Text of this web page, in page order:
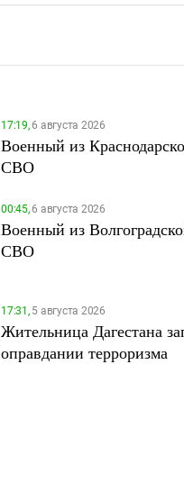
17:19,6 августа 2026
Военный из
СВО
00:45,6 августа 2026
Военный из
СВО
17:31,5 августа 2026
Жительница Дагестана
оправдании терроризма